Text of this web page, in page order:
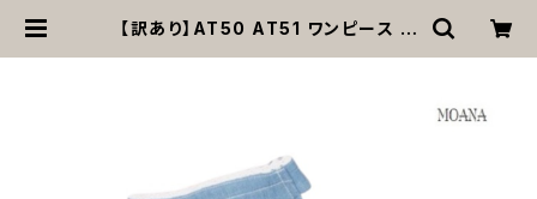
【訳あり】AT50 AT51 ワンピース デ